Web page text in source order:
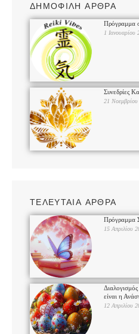
ΔΗΜΟΦΙΛΗ ΑΡΘΡΑ
Πρόγραμμα
1 Ιανουαρίου
Συνεδρίες
21
ΤΕΛΕΥΤΑΙΑ ΑΡΘΡΑ
Πρόγραμμα
15 Απριλίου
είναι η
12 Απριλίου